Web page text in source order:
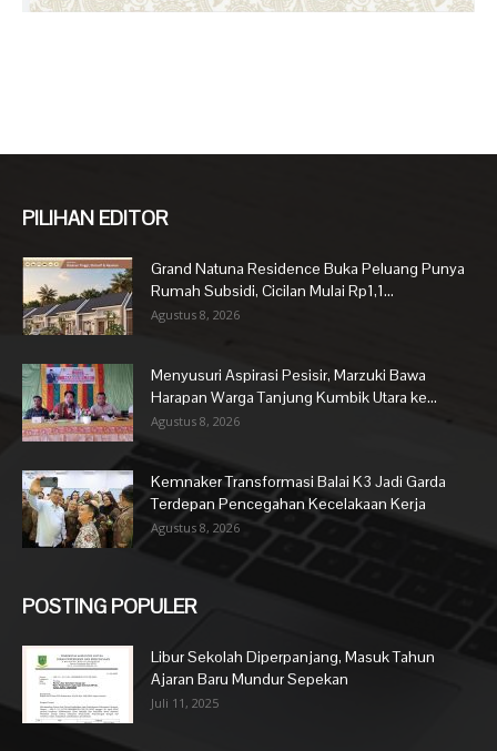
PILIHAN EDITOR
Grand Natuna Residence Buka Peluang Punya
Rumah Subsidi, Cicilan Mulai Rp1,1...
Agustus 8, 2026
Menyusuri Aspirasi Pesisir, Marzuki Bawa
Harapan Warga Tanjung Kumbik Utara ke...
Agustus 8, 2026
Kemnaker Transformasi Balai K3 Jadi Garda
Terdepan Pencegahan Kecelakaan Kerja
Agustus 8, 2026
POSTING POPULER
Libur Sekolah Diperpanjang, Masuk Tahun
Ajaran Baru Mundur Sepekan
Juli 11, 2025